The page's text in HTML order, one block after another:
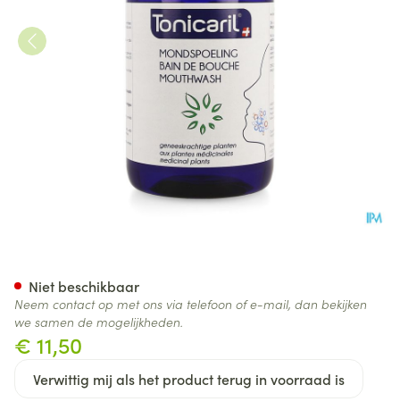
€ 11,50
Verwittig mij als het product terug in voorraad is
Niet beschikbaar
Neem contact op met ons via telefoon of e-mail, dan bekijken
we samen de mogelijkheden.